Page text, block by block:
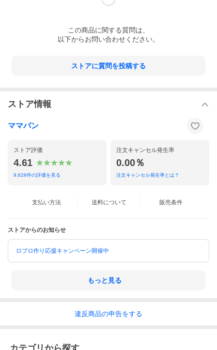
■ただ今のお買い得情報はこちらからチェック
■新商品はこちらからチェック！
食品 チーズ、乳製品、卵 チーズ
JAN/ISBNコード：4961681004649
この商品に関する質問は、
以下からお問い合わせください。
ストアに質問を投稿する
ストア情報
ママパン
ストア評価
4.61
9,629件の評価を見る
注文キャンセル発生率
0.00％
注文キャンセル発生率とは？
支払い方法 送料について 販売条件
ストアからのお知らせ
ロブロ作り応援キャンペーン開催中
もっと見る
違反商品の申告をする